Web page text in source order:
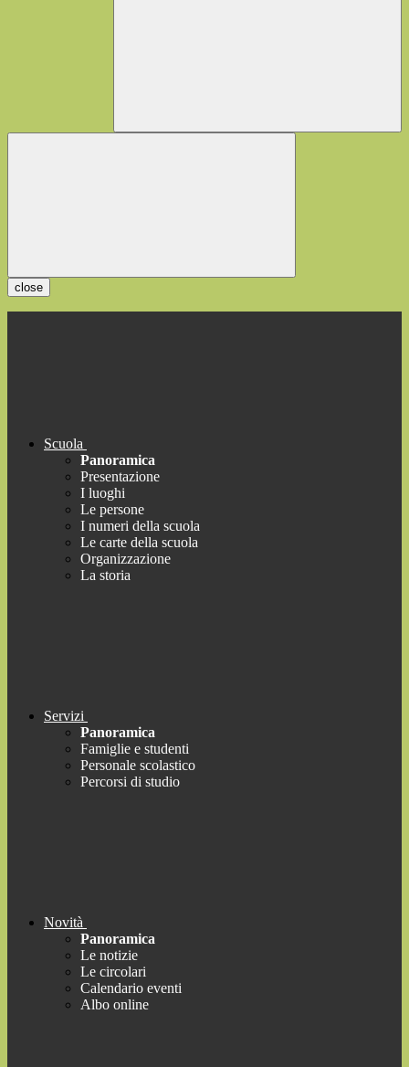
close
Scuola
Panoramica
Presentazione
I luoghi
Le persone
I numeri della scuola
Le carte della scuola
Organizzazione
La storia
Servizi
Panoramica
Famiglie e studenti
Personale scolastico
Percorsi di studio
Novità
Panoramica
Le notizie
Le circolari
Calendario eventi
Albo online